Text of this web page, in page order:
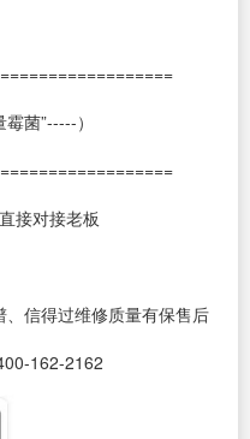
菌”-----）
接对接老板
信得过维修质量有保售后
162-2162